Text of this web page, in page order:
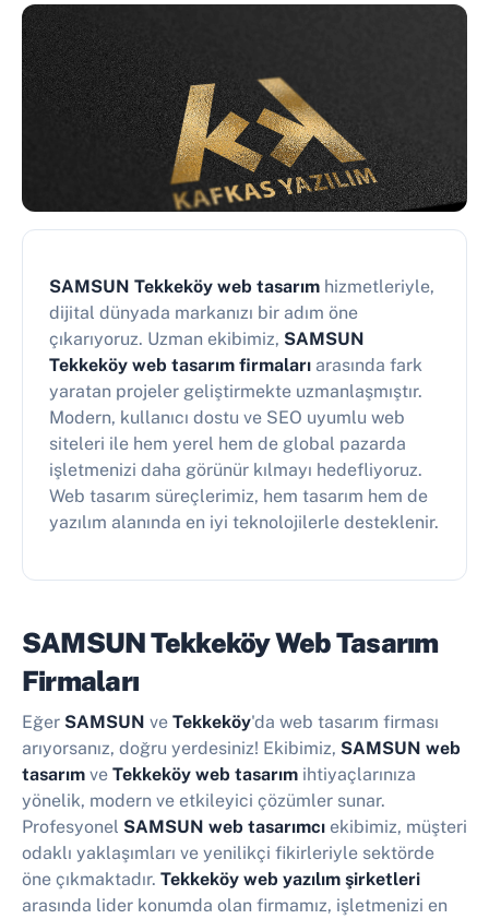
SAMSUN Tekkeköy web tasarım hizmetleriyle,
dijital dünyada markanızı bir adım öne
çıkarıyoruz. Uzman ekibimiz, SAMSUN
Tekkeköy web tasarım firmaları arasında fark
yaratan projeler geliştirmekte uzmanlaşmıştır.
Modern, kullanıcı dostu ve SEO uyumlu web
siteleri ile hem yerel hem de global pazarda
işletmenizi daha görünür kılmayı hedefliyoruz.
Web tasarım süreçlerimiz, hem tasarım hem de
yazılım alanında en iyi teknolojilerle desteklenir.
SAMSUN Tekkeköy Web Tasarım
Firmaları
Eğer SAMSUN ve Tekkeköy'da web tasarım firması
arıyorsanız, doğru yerdesiniz! Ekibimiz, SAMSUN web
tasarım ve Tekkeköy web tasarım ihtiyaçlarınıza
yönelik, modern ve etkileyici çözümler sunar.
Profesyonel SAMSUN web tasarımcı ekibimiz, müşteri
odaklı yaklaşımları ve yenilikçi fikirleriyle sektörde
öne çıkmaktadır. Tekkeköy web yazılım şirketleri
arasında lider konumda olan firmamız, işletmenizi en